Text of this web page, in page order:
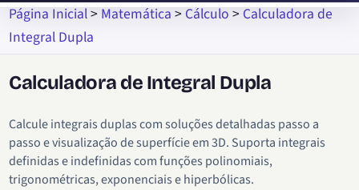
Página Inicial>Matemática>Cálculo>Calculadora de
Integral Dupla
Calculadora de Integral Dupla
Calcule integrais duplas com soluções detalhadas passo a
passo e visualização de superfície em 3D. Suporta integrais
definidas e indefinidas com funções polinomiais,
trigonométricas, exponenciais e hiperbólicas.